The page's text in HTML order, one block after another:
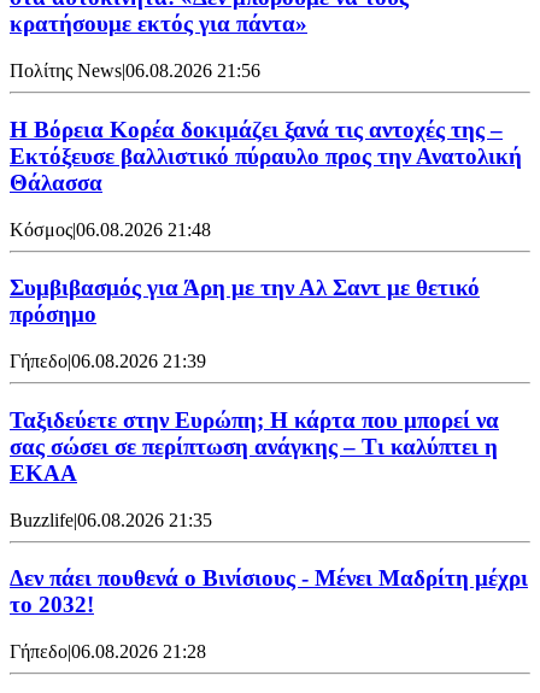
κρατήσουμε εκτός για πάντα»
Πολίτης News|06.08.2026 21:56
Η Βόρεια Κορέα δοκιμάζει ξανά τις αντοχές της –
Εκτόξευσε βαλλιστικό πύραυλο προς την Ανατολική
Θάλασσα
Κόσμος|06.08.2026 21:48
Συμβιβασμός για Άρη με την Αλ Σαντ με θετικό
πρόσημο
Γήπεδο|06.08.2026 21:39
Ταξιδεύετε στην Ευρώπη; Η κάρτα που μπορεί να
σας σώσει σε περίπτωση ανάγκης – Τι καλύπτει η
ΕΚΑΑ
Buzzlife|06.08.2026 21:35
Δεν πάει πουθενά ο Βινίσιους - Μένει Μαδρίτη μέχρι
το 2032!
Γήπεδο|06.08.2026 21:28